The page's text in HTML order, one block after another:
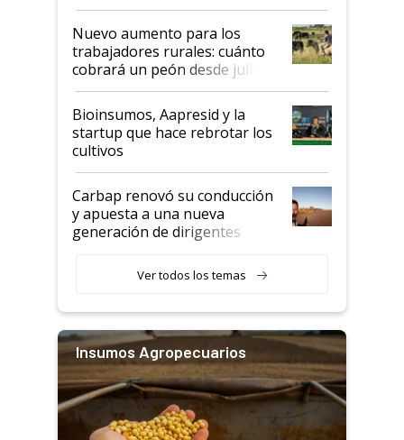
Nuevo aumento para los
trabajadores rurales: cuánto
cobrará un peón desde julio
Bioinsumos, Aapresid y la
startup que hace rebrotar los
cultivos
Carbap renovó su conducción
y apuesta a una nueva
generación de dirigentes
Ver todos los temas
Insumos Agropecuarios